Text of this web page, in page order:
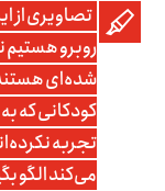
تصاویری از
روبرو هستیم
شده‌ای
کودکانی که
تجربه
می‌کند الگو